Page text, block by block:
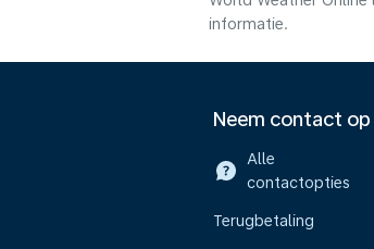
informatie.
Neem contact op
Alle
contactopties
Terugbetaling